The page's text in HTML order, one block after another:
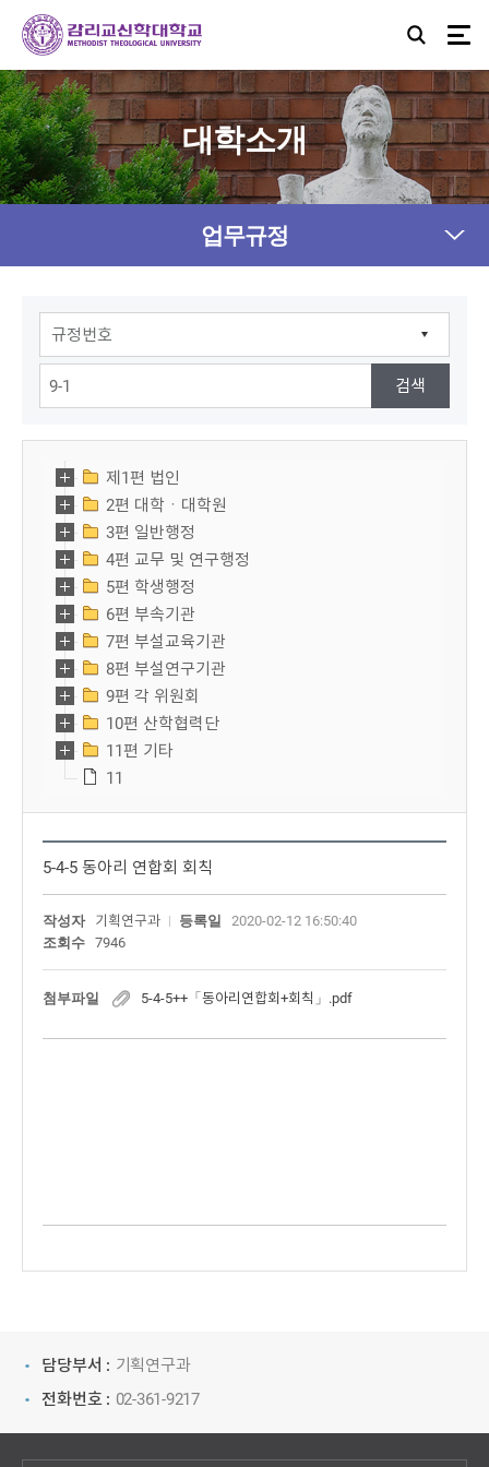
대학소개
업무규정
제1편 법인
2편 대학ㆍ대학원
3편 일반행정
4편 교무 및 연구행정
5편 학생행정
6편 부속기관
7편 부설교육기관
8편 부설연구기관
9편 각 위원회
10편 산학협력단
11편 기타
11
5-4-5 동아리 연합회 회칙
작성자 기획연구과 등록일
2020-02-12 16:50:40
조회수
7946
첨부파일 5-4-5++「동아리연합회+회칙」.pdf
담당부서 : 기획연구과
전화번호 : 02-361-9217